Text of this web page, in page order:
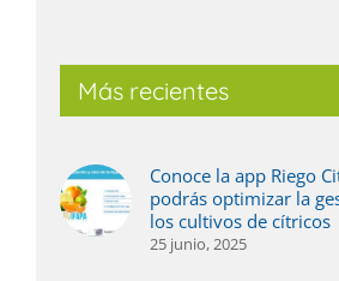
Más recientes
Conoce la app Riego
podrás optimizar la
los cultivos de cítricos
25 junio, 2025